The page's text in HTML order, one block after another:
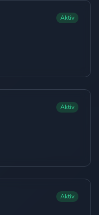
Aktiv
Aktiv
Aktiv